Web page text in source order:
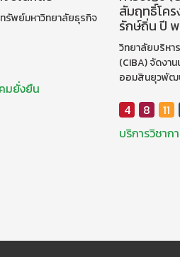
รัพย์มหาวิทยาลัยธุรกิจ
มยั่งยืน
สัมฤทธิ์โค
รักษ์ถิ่น ปี
วิทยาลัยบริหา
(CIBA) จัดงา
ออมสินยุวพัฒ
4 8 11
บริการวิชาก